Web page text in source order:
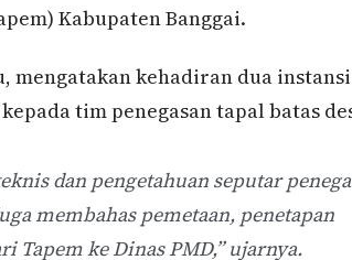
Kabupaten Banggai.
mengatakan kehadiran dua
tim penegasan tapal batas
dan pengetahuan seputar
membahas pemetaan, penetapan
Tapem ke Dinas PMD,” ujarnya.